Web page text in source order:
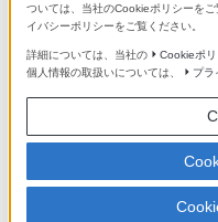
持ち出すときに便利な
ついては、当社のCookieポリシーを
イバシーポリシーをご覧ください。
詳細については、当社の Cookieポリ
個人情報の取扱いについては、
プラ